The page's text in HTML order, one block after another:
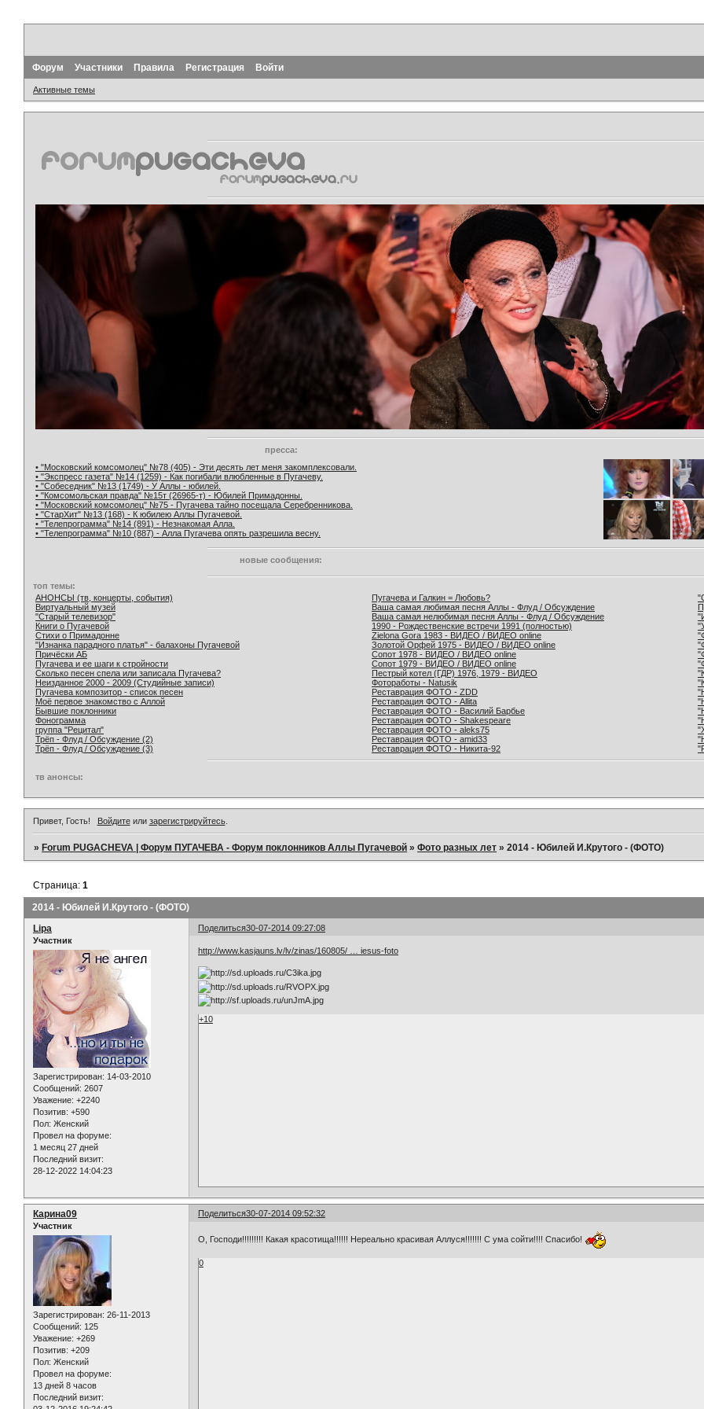
Форум Участники Правила Регистрация Войти
Активные темы
пресса:
• "Московский комсомолец" №78 (405) - Эти десять лет меня закомплексовали.
• "Экспресс газета" №14 (1259) - Как погибали влюбленные в Пугачеву.
• "Собеседник" №13 (1749) - У Аллы - юбилей.
• "Комсомольская правда" №15т (26965-т) - Юбилей Примадонны.
• "Московский комсомолец" №75 - Пугачева тайно посещала Серебренникова.
• "СтарХит" №13 (168) - К юбилею Аллы Пугачевой.
• "Телепрограмма" №14 (891) - Незнакомая Алла.
• "Телепрограмма" №10 (887) - Алла Пугачева опять разрешила весну.
новые сообщения:
топ темы:
АНОНСЫ (тв, концерты, события)
Виртуальный музей
"Старый телевизор"
Книги о Пугачевой
Стихи о Примадонне
"Изнанка парадного платья" - балахоны Пугачевой
Причёски АБ
Пугачева и ее шаги к стройности
Сколько песен спела или записала Пугачева?
Неизданное 2000 - 2009 (Студийные записи)
Пугачева композитор - список песен
Моё первое знакомство с Аллой
Бывшие поклонники
Фонограмма
группа "Рецитал"
Трёп - Флуд / Обсуждение (2)
Трёп - Флуд / Обсуждение (3)
Пугачева и Галкин = Любовь?
Ваша самая любимая песня Аллы - Флуд / Обсуждение
Ваша самая нелюбимая песня Аллы - Флуд / Обсуждение
1990 - Рождественские встречи 1991 (полностью)
Zielona Gora 1983 - ВИДЕО / ВИДЕО online
Золотой Орфей 1975 - ВИДЕО / ВИДЕО online
Сопот 1978 - ВИДЕО / ВИДЕО online
Сопот 1979 - ВИДЕО / ВИДЕО online
Пестрый котел (ГДР) 1976, 1979 - ВИДЕО
Фотоработы - Natusik
Реставрация ФОТО - ZDD
Реставрация ФОТО - Allita
Реставрация ФОТО - Василий Барбье
Реставрация ФОТО - Shakespeare
Реставрация ФОТО - aleks75
Реставрация ФОТО - amid33
Реставрация ФОТО - Никита-92
тв анонсы:
Привет, Гость! Войдитеили зарегистрируйтесь.
»Forum PUGACHEVA | Форум ПУГАЧЕВА - Форум поклонников Аллы Пугачевой »Фото разных лет »2014 - Юбилей И.Крутого - (ФОТО)
2014 - Юбилей И.Крутого - (ФОТО)
Страница:1
Поделиться30-07-2014 09:27:08
Lipa
Участник
Зарегистрирован: 14-03-2010
Сообщений: 2607
Уважение: +2240
Позитив: +590
Пол: Женский
Провел на форуме:
1 месяц 27 дней
Последний визит:
28-12-2022 14:04:23
http://www.kasjauns.lv/lv/zinas/160805/ … iesus-foto
+10
Поделиться30-07-2014 09:52:32
Карина09
Участник
Зарегистрирован: 26-11-2013
Сообщений: 125
Уважение: +269
Позитив: +209
Пол: Женский
Провел на форуме:
13 дней 8 часов
Последний визит:
О, Господи!!!!!!!!! Какая красотища!!!!!! Нереально красивая Аллуся!!!!!!! С ума сойти!!!! Спасибо!
0